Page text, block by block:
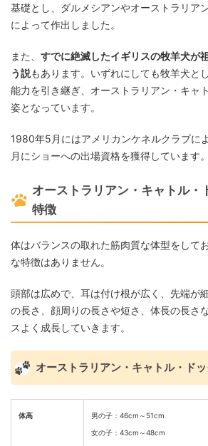
基礎とし、ダルメシアンやオーストラリア
によって作出しました。
また、 すでに絶滅したイギリスの牧羊犬が
う説もあります。いずれにしても牧羊犬と
能力を引き継ぎ、オーストラリアン・キャ
姿となっています。
1980年5月にはアメリカンケネルクラブに
月にショーへの出場資格を獲得しています。
オーストラリアン・キャトル・
特徴
体はバランスの取れた筋肉質な体型をして
な特徴はありません。
頭部は広めで、耳は付け根が広く、先端が
の長さ、顔周りの長さや短さ、体長の長さ
スよく成長していきます。
オーストラリアン・キャトル・ド
体高
男の子：46cm～51cm
女の子：43cm～48cm